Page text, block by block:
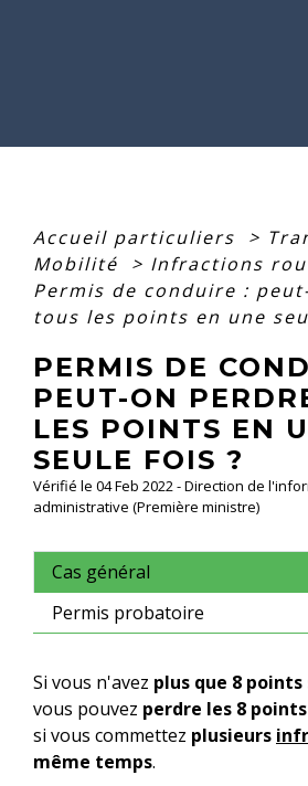
Accueil particuliers >
Mobilité
> Infractions
Permis de conduire :
tous les points en une
PERMIS DE
PEUT-ON
LES POINTS EN
SEULE FOIS ?
Vérifié le 04 Feb 2022 - Direction de
administrative (Première ministre)
Cas général
Permis probatoire
Si vous n'avez plus que 8
vous pouvez perdre les 8
si vous commettez plusieurs
même temps.